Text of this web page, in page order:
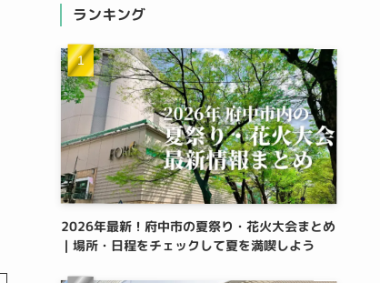
ランキング
2026年最新！府中市の夏祭り・花火大会まとめ
｜場所・日程をチェックして夏を満喫しよう